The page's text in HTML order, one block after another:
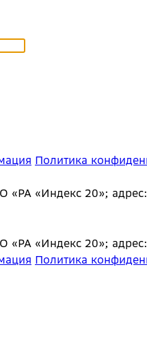
Политика
«Индекс 20»;
«Индекс 20»;
Политика